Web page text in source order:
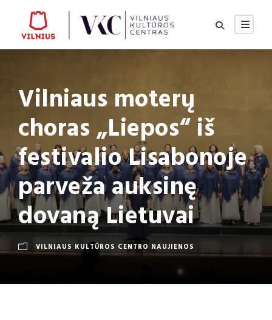
Vilniaus moterų
choras „Liepos“ iš
festivalio Lisabonoje
parveža auksinę
dovaną Lietuvai
VILNIAUS KULTŪROS CENTRO NAUJIENOS